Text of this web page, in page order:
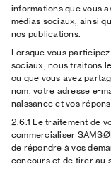
informations que vous
médias sociaux, ainsi
nos publications.
Lorsque vous
sociaux, nous traitons
ou que vous avez
nom, votre adresse e-
naissance et vos
2.6.1 Le traitement de
commercialiser
de répondre à vos
concours et de tirer au